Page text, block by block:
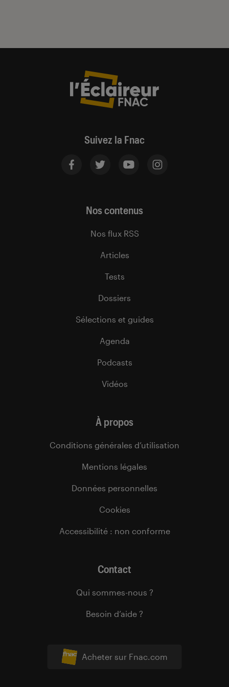
Suivez la Fnac
Acheter sur Fnac.com
Nos contenus
Nos flux RSS
Articles
Tests
Dossiers
Sélections et guides
Agenda
Podcasts
Vidéos
À propos
Conditions générales d’utilisation
Mentions légales
Données personnelles
Cookies
Accessibilité : non conforme
Contact
Qui sommes-nous ?
Besoin d’aide ?